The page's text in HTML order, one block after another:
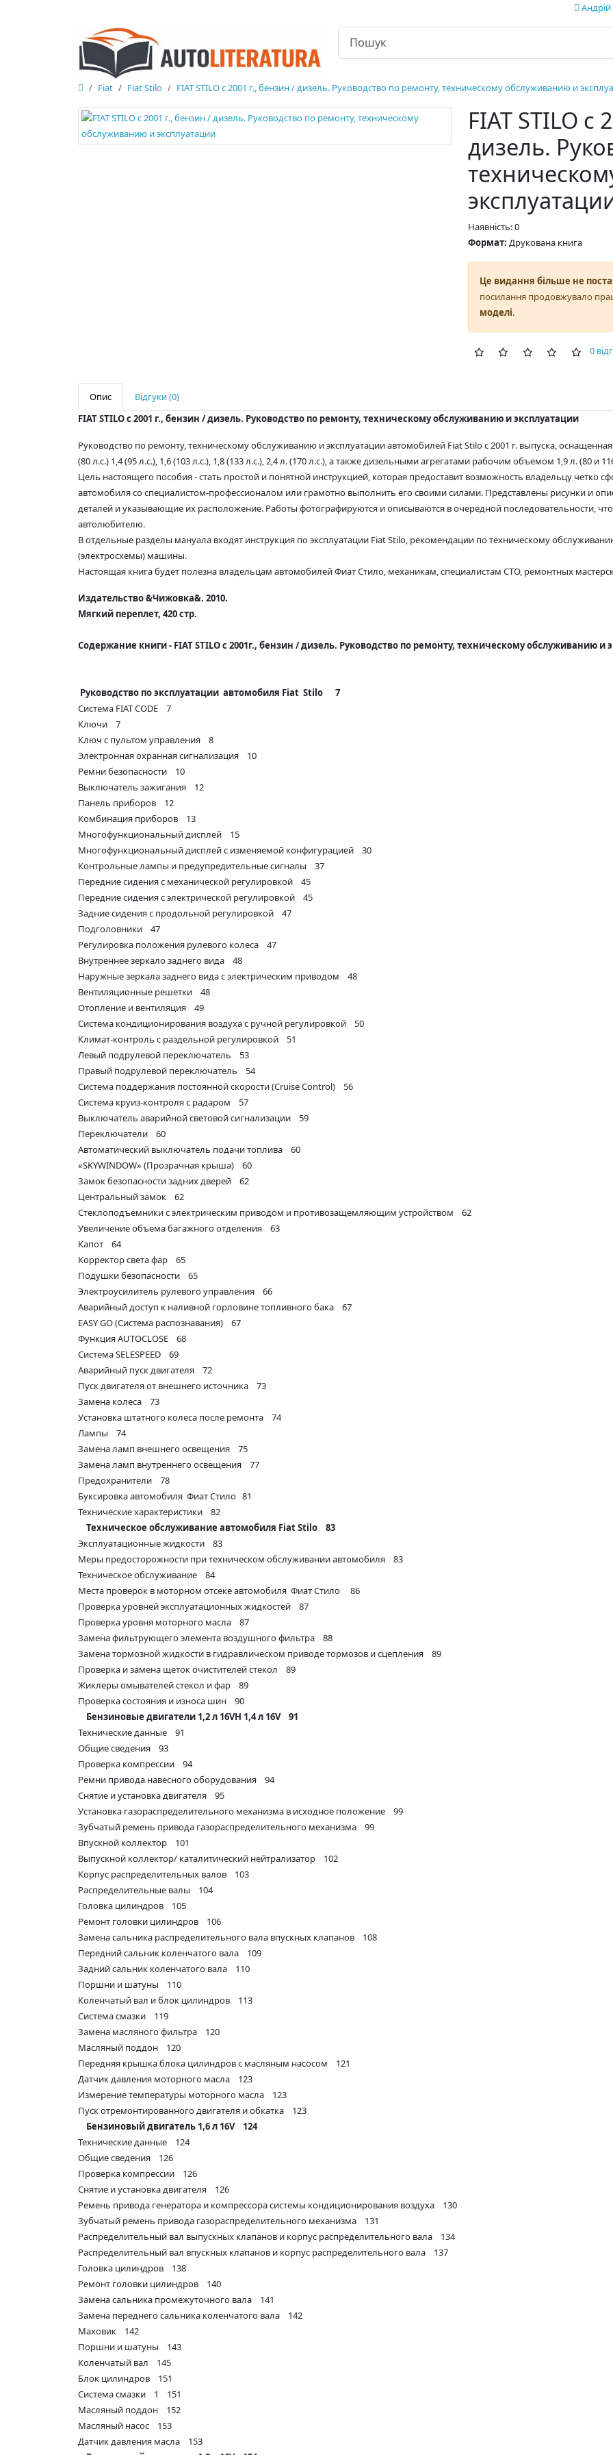
Андрій
Fiat Fiat Stilo FIAT STILO с 2001 г., бензин / дизель. Руководство по ремонту, техническому обслуживанию и
FIAT STILO с
дизель.
Наявність: 0
Формат: Друкована книга
Це видання більше не
посилання продовжувало
моделі.
0
Опис
Відгуки (0)
FIAT STILO с 2001 г., бензин / дизель. Руководство по ремонту, техническому обслуживанию и эксплуатации
Руководство по ремонту, техническому обслуживанию и эксплуатации автомобилей Fiat Stilo c 2001 г. выпуска,
(80 л.с.) 1,4 (95 л.с.), 1,6 (103 л.с.), 1,8 (133 л.с.), 2,4 л. (170 л.с.), а также дизельными агрегатами рабочим объемом 1,9 л. (80 и
Цель настоящего пособия - стать простой и понятной инструкцией, которая предоставит возможность владельцу четко
автомобиля со специалистом-профессионалом или грамотно выполнить его своими силами. Представлены рисунки и
деталей и указывающие их расположение. Работы фотографируются и описываются в очередной последовательности,
автолюбителю.
В отдельные разделы мануала входят инструкция по эксплуатации Fiat Stilo, рекомендации по техническому
(электросхемы) машины.
Настоящая книга будет полезна владельцам автомобилей Фиат Стило, механикам, специалистам СТО, ремонтных
Издательство &Чижовка&. 2010.
Мягкий переплет, 420 стр.
Содержание книги - FIAT STILO с 2001г., бензин / дизель. Руководство по ремонту, техническому обслуживанию и
Руководство по эксплуатации автомобиля Fiat Stilo 7
Система FIAT CODE 7
Ключи 7
Ключ с пультом управления 8
Электронная охранная сигнализация 10
Ремни безопасности 10
Выключатель зажигания 12
Панель приборов 12
Комбинация приборов 13
Многофункциональный дисплей 15
Многофункциональный дисплей с изменяемой конфигурацией 30
Контрольные лампы и предупредительные сигналы 37
Передние сидения с механической регулировкой 45
Передние сидения с электрической регулировкой 45
Задние сидения с продольной регулировкой 47
Подголовники 47
Регулировка положения рулевого колеса 47
Внутреннее зеркало заднего вида 48
Наружные зеркала заднего вида с электрическим приводом 48
Вентиляционные решетки 48
Отопление и вентиляция 49
Система кондиционирования воздуха с ручной регулировкой 50
Климат-контроль с раздельной регулировкой 51
Левый подрулевой переключатель 53
Правый подрулевой переключатель 54
Система поддержания постоянной скорости (Cruise Control) 56
Система круиз-контроля с радаром 57
Выключатель аварийной световой сигнализации 59
Переключатели 60
Автоматический выключатель подачи топлива 60
«SKYWINDOW» (Прозрачная крыша) 60
Замок безопасности задних дверей 62
Центральный замок 62
Стеклоподъемники с электрическим приводом и противозащемляющим устройством 62
Увеличение объема багажного отделения 63
Капот 64
Корректор света фар 65
Подушки безопасности 65
Электроусилитель рулевого управления 66
Аварийный доступ к наливной горловине топливного бака 67
EASY GO (Система распознавания) 67
Функция AUTOCLOSE 68
Система SELESPEED 69
Аварийный пуск двигателя 72
Пуск двигателя от внешнего источника 73
Замена колеса 73
Установка штатного колеса после ремонта 74
Лампы 74
Замена ламп внешнего освещения 75
Замена ламп внутреннего освещения 77
Предохранители 78
Буксировка автомобиля Фиат Стило 81
Технические характеристики 82
Техническое обслуживание автомобиля Fiat Stilo 83
Эксплуатационные жидкости 83
Меры предосторожности при техническом обслуживании автомобиля 83
Техническое обслуживание 84
Места проверок в моторном отсеке автомобиля Фиат Стило 86
Проверка уровней эксплуатационных жидкостей 87
Проверка уровня моторного масла 87
Замена фильтрующего элемента воздушного фильтра 88
Замена тормозной жидкости в гидравлическом приводе тормозов и сцепления 89
Проверка и замена щеток очистителей стекол 89
Жиклеры омывателей стекол и фар 89
Проверка состояния и износа шин 90
Бензиновые двигатели 1,2 л 16VH 1,4 л 16V 91
Технические данные 91
Общие сведения 93
Проверка компрессии 94
Ремни привода навесного оборудования 94
Снятие и установка двигателя 95
Установка газораспределительного механизма в исходное положение 99
Зубчатый ремень привода газораспределительного механизма 99
Впускной коллектор 101
Выпускной коллектор/ каталитический нейтрализатор 102
Корпус распределительных валов 103
Распределительные валы 104
Головка цилиндров 105
Ремонт головки цилиндров 106
Замена сальника распределительного вала впускных клапанов 108
Передний сальник коленчатого вала 109
Задний сальник коленчатого вала 110
Поршни и шатуны 110
Коленчатый вал и блок цилиндров 113
Система смазки 119
Замена масляного фильтра 120
Масляный поддон 120
Передняя крышка блока цилиндров с масляным насосом 121
Датчик давления моторного масла 123
Измерение температуры моторного масла 123
Пуск отремонтированного двигателя и обкатка 123
Бензиновый двигатель 1,6 л 16V 124
Технические данные 124
Общие сведения 126
Проверка компрессии 126
Снятие и установка двигателя 126
Ремень привода генератора и компрессора системы кондиционирования воздуха 130
Зубчатый ремень привода газораспределительного механизма 131
Распределительный вал выпускных клапанов и корпус распределительного вала 134
Распределительный вал впускных клапанов и корпус распределительного вала 137
Головка цилиндров 138
Ремонт головки цилиндров 140
Замена сальника промежуточного вала 141
Замена переднего сальника коленчатого вала 142
Маховик 142
Поршни и шатуны 143
Коленчатый вал 145
Блок цилиндров 151
Система смазки 1 151
Масляный поддон 152
Масляный насос 153
Датчик давления масла 153